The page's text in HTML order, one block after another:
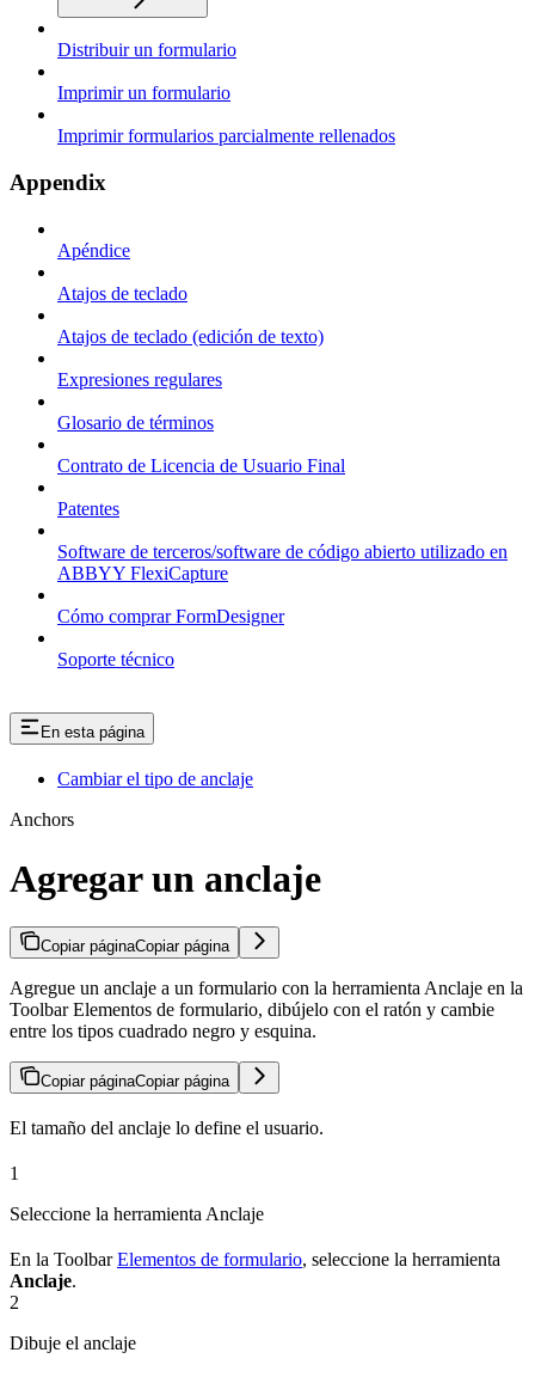
Distribuir un formulario
Imprimir un formulario
Imprimir formularios parcialmente rellenados
Appendix
Apéndice
Atajos de teclado
Atajos de teclado (edición de texto)
Expresiones regulares
Glosario de términos
Contrato de Licencia de Usuario Final
Patentes
Software de terceros/software de código abierto utilizado en
ABBYY FlexiCapture
Cómo comprar FormDesigner
Soporte técnico
En esta página
Cambiar el tipo de anclaje
Anchors
Agregar un anclaje
Copiar páginaCopiar página
Agregue un anclaje a un formulario con la herramienta Anclaje en la
Toolbar Elementos de formulario, dibújelo con el ratón y cambie
entre los tipos cuadrado negro y esquina.
Copiar páginaCopiar página
El tamaño del anclaje lo define el usuario.
1
Seleccione la herramienta Anclaje
En la ToolbarElementos de formulario, seleccione la herramienta
Anclaje.
2
Dibuje el anclaje